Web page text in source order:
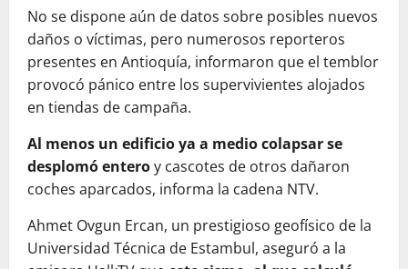
No se dispone aún de datos sobre posibles nuevos
daños o víctimas, pero numerosos reporteros
presentes en Antioquía, informaron que el temblor
provocó pánico entre los supervivientes alojados
en tiendas de campaña.
Al menos un edificio ya a medio colapsar se
desplomó enteroy cascotes de otros dañaron
coches aparcados, informa la cadena NTV.
Ahmet Ovgun Ercan, un prestigioso geofísico de la
Universidad Técnica de Estambul, aseguró a la